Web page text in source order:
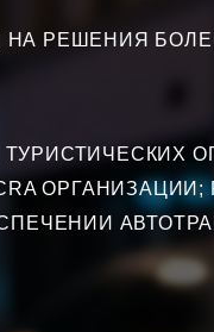
РЕШЕНИЯ